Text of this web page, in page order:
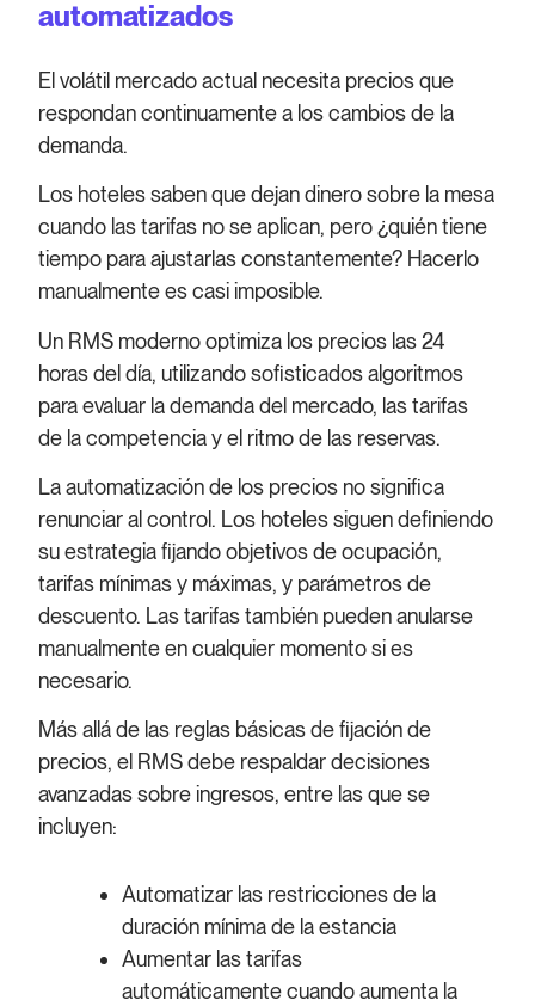
automatizados
El volátil mercado actual necesita precios que
respondan continuamente a los cambios de la
demanda.
Los hoteles saben que dejan dinero sobre la mesa
cuando las tarifas no se aplican, pero ¿quién tiene
tiempo para ajustarlas constantemente? Hacerlo
manualmente es casi imposible.
Un RMS moderno optimiza los precios las 24
horas del día, utilizando sofisticados algoritmos
para evaluar la demanda del mercado, las tarifas
de la competencia y el ritmo de las reservas.
La automatización de los precios no significa
renunciar al control. Los hoteles siguen definiendo
su estrategia fijando objetivos de ocupación,
tarifas mínimas y máximas, y parámetros de
descuento. Las tarifas también pueden anularse
manualmente en cualquier momento si es
necesario.
Más allá de las reglas básicas de fijación de
precios, el RMS debe respaldar decisiones
avanzadas sobre ingresos, entre las que se
incluyen:
Automatizar las restricciones de la
duración mínima de la estancia
Aumentar las tarifas
automáticamente cuando aumenta la